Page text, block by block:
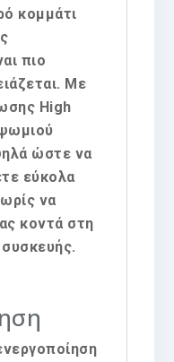
κομμάτι
πιο
Με
High
ώστε να
εύκολα
να
κοντά στη